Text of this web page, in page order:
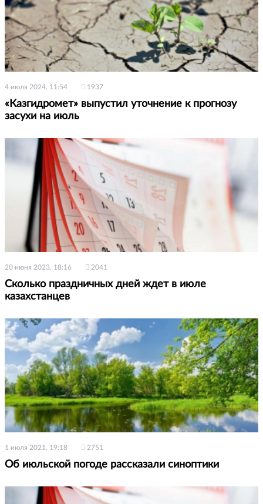
4 июля 2024, 11:54 1937
«Казгидромет» выпустил уточнение к прогнозу
засухи на июль
20 июня 2023, 18:16 2041
Сколько праздничных дней ждет в июле
казахстанцев
1 июля 2021, 19:18 2751
Об июльской погоде рассказали синоптики